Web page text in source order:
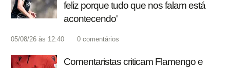
feliz porque tudo que nos falam está
acontecendo'
05/08/26 às 12:40 0 comentários
Comentaristas criticam Flamengo e